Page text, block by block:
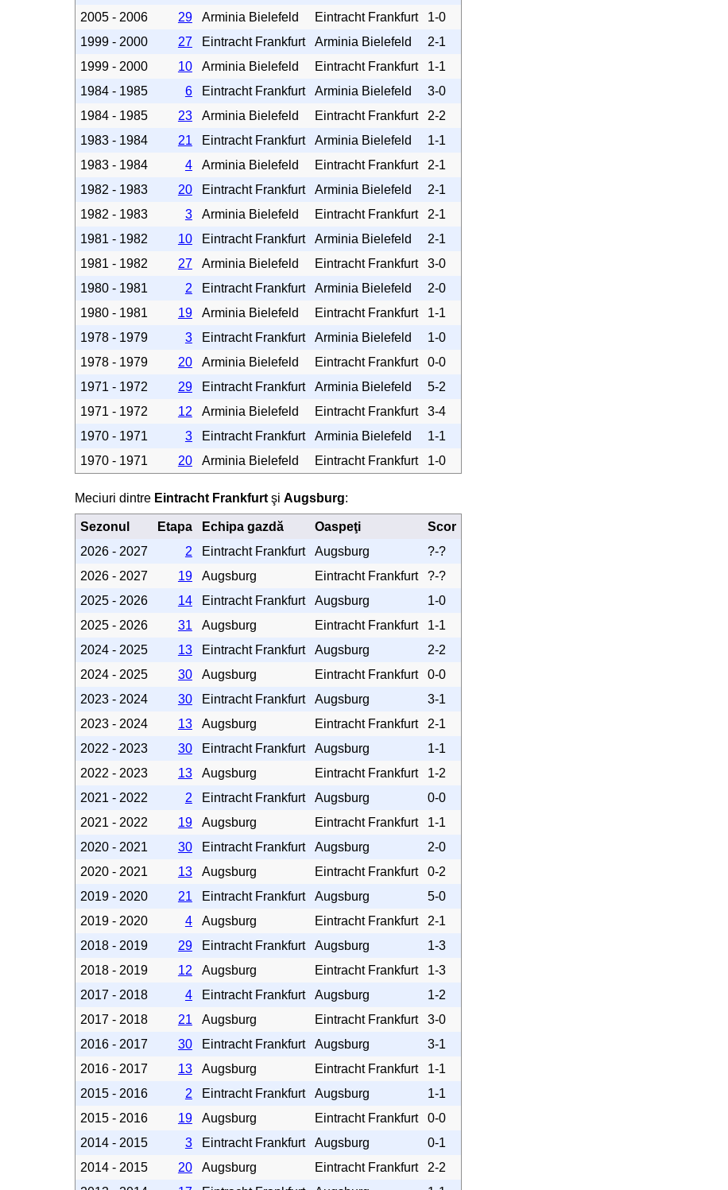
2005 - 2006
29 Arminia Bielefeld Eintracht Frankfurt
1-0
1999 - 2000
27 Eintracht Frankfurt Arminia Bielefeld
2-1
1999 - 2000
10 Arminia Bielefeld Eintracht Frankfurt
1-1
1984 - 1985
6 Eintracht Frankfurt Arminia Bielefeld
3-0
1984 - 1985
23 Arminia Bielefeld Eintracht Frankfurt
2-2
1983 - 1984
21 Eintracht Frankfurt Arminia Bielefeld
1-1
1983 - 1984
4 Arminia Bielefeld Eintracht Frankfurt
2-1
1982 - 1983
20 Eintracht Frankfurt Arminia Bielefeld
2-1
1982 - 1983
3 Arminia Bielefeld Eintracht Frankfurt
2-1
1981 - 1982
10 Eintracht Frankfurt Arminia Bielefeld
2-1
1981 - 1982
27 Arminia Bielefeld Eintracht Frankfurt
3-0
1980 - 1981
2 Eintracht Frankfurt Arminia Bielefeld
2-0
1980 - 1981
19 Arminia Bielefeld Eintracht Frankfurt
1-1
1978 - 1979
3 Eintracht Frankfurt Arminia Bielefeld
1-0
1978 - 1979
20 Arminia Bielefeld Eintracht Frankfurt
0-0
1971 - 1972
29 Eintracht Frankfurt Arminia Bielefeld
5-2
1971 - 1972
12 Arminia Bielefeld Eintracht Frankfurt
3-4
1970 - 1971
3 Eintracht Frankfurt Arminia Bielefeld
1-1
1970 - 1971
20 Arminia Bielefeld Eintracht Frankfurt 1-0
Meciuri dintre Eintracht Frankfurtşi Augsburg:
Sezonul Etapa Echipa gazdă Oaspeţi
Scor
2026 - 2027
2 Eintracht Frankfurt Augsburg
?-?
2026 - 2027
19 Augsburg Eintracht Frankfurt
?-?
2025 - 2026
14 Eintracht Frankfurt Augsburg
1-0
2025 - 2026
31 Augsburg Eintracht Frankfurt
1-1
2024 - 2025
13 Eintracht Frankfurt Augsburg
2-2
2024 - 2025
30 Augsburg Eintracht Frankfurt
0-0
2023 - 2024
30 Eintracht Frankfurt Augsburg
3-1
2023 - 2024
13 Augsburg Eintracht Frankfurt
2-1
2022 - 2023
30 Eintracht Frankfurt Augsburg
1-1
2022 - 2023
13 Augsburg Eintracht Frankfurt
1-2
2021 - 2022
2 Eintracht Frankfurt Augsburg
0-0
2021 - 2022
19 Augsburg Eintracht Frankfurt
1-1
2020 - 2021
30 Eintracht Frankfurt Augsburg
2-0
2020 - 2021
13 Augsburg Eintracht Frankfurt
0-2
2019 - 2020
21 Eintracht Frankfurt Augsburg
5-0
2019 - 2020
4 Augsburg Eintracht Frankfurt
2-1
2018 - 2019
29 Eintracht Frankfurt Augsburg
1-3
2018 - 2019
12 Augsburg Eintracht Frankfurt
1-3
2017 - 2018
4 Eintracht Frankfurt Augsburg
1-2
2017 - 2018
21 Augsburg Eintracht Frankfurt
3-0
2016 - 2017
30 Eintracht Frankfurt Augsburg
3-1
2016 - 2017
13 Augsburg Eintracht Frankfurt
1-1
2015 - 2016
2 Eintracht Frankfurt Augsburg
1-1
2015 - 2016
19 Augsburg Eintracht Frankfurt
0-0
2014 - 2015
3 Eintracht Frankfurt Augsburg
0-1
2014 - 2015
20 Augsburg Eintracht Frankfurt
2-2